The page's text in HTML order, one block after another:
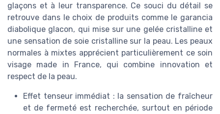
glaçons et à leur transparence. Ce souci du détail se
retrouve dans le choix de produits comme le garancia
diabolique glacon, qui mise sur une gelée cristalline et
une sensation de soie cristalline sur la peau. Les peaux
normales à mixtes apprécient particulièrement ce soin
visage made in France, qui combine innovation et
respect de la peau.
Effet tenseur immédiat : la sensation de fraîcheur
et de fermeté est recherchée, surtout en période